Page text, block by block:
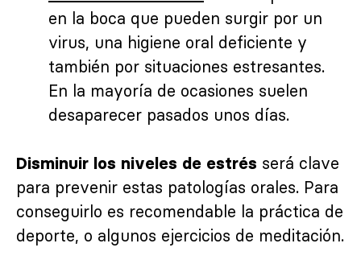
en la boca que pueden surgir por un
virus, una higiene oral deficiente y
también por situaciones estresantes.
En la mayoría de ocasiones suelen
desaparecer pasados unos días.
Disminuir los niveles de estrés será clave
para prevenir estas patologías orales. Para
conseguirlo es recomendable la práctica de
deporte, o algunos ejercicios de meditación.